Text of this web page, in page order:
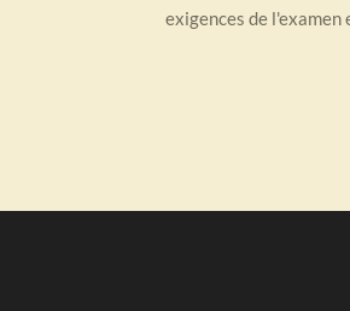
exigences de l'examen